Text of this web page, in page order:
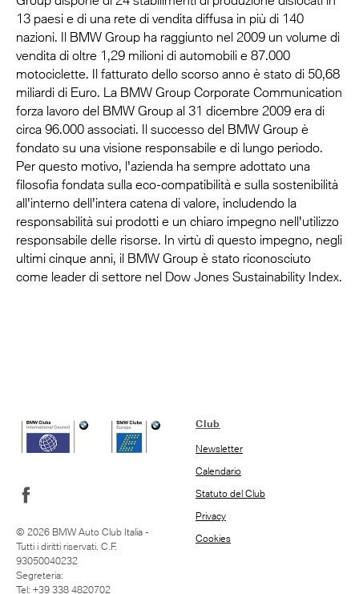
13 paesi e di una rete di vendita diffusa in più di 140
nazioni. Il BMW Group ha raggiunto nel 2009 un volume di
vendita di oltre 1,29 milioni di automobili e 87.000
motociclette. Il fatturato dello scorso anno è stato di 50,68
miliardi di Euro. La BMW Group Corporate Communication
forza lavoro del BMW Group al 31 dicembre 2009 era di
circa 96.000 associati. Il successo del BMW Group è
fondato su una visione responsabile e di lungo periodo.
Per questo motivo, l'azienda ha sempre adottato una
filosofia fondata sulla eco-compatibilità e sulla sostenibilità
all'interno dell'intera catena di valore, includendo la
responsabilità sui prodotti e un chiaro impegno nell'utilizzo
responsabile delle risorse. In virtù di questo impegno, negli
ultimi cinque anni, il BMW Group è stato riconosciuto
come leader di settore nel Dow Jones Sustainability Index.
© 2026 BMW Auto Club Italia -
Tutti i diritti riservati. C.F.
93050040232
Segreteria:
Tel: +39 338 4820702
Club
Newsletter
Calendario
Statuto del Club
Privacy
Cookies